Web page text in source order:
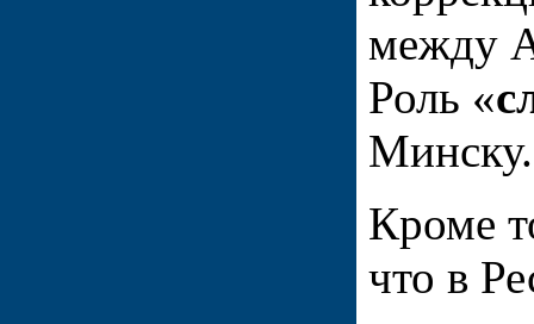
между
Роль «
Минску.
Кроме
что в